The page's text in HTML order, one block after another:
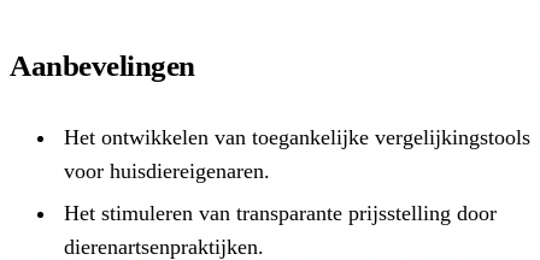
Aanbevelingen
Het ontwikkelen van toegankelijke vergelijkingstools
voor huisdiereigenaren.
Het stimuleren van transparante prijsstelling door
dierenartsenpraktijken.